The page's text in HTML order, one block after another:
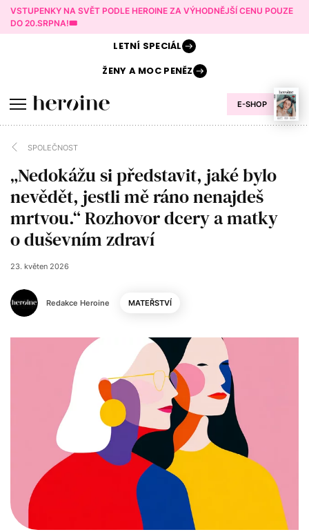
VSTUPENKY NA SVĚT PODLE HEROINE ZA VÝHODNĚJŠÍ CENU POUZE
DO 20.SRPNA!🎟️
E-SHOP
LETNÍ SPECIÁL
ŽENY AMOC PENĚZ
SPOLEČNOST
„Nedokážu si představit, jaké bylo
nevědět, jestli mě ráno nenajdeš
mrtvou.“ Rozhovor dcery a matky
o duševním zdraví
Redakce Heroine
23. květen 2026
MATEŘSTVÍ